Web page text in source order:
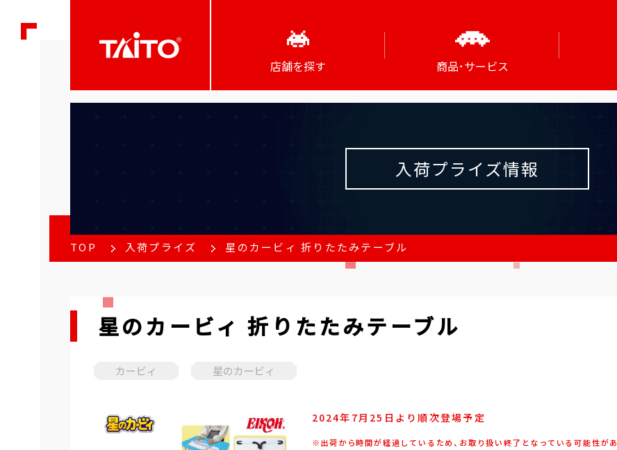
店舗を探す 商品･サービス
入荷プライズ情報
TOP 入荷プライズ 星のカービィ 折りたたみテーブル
星のカービィ 折りたたみテーブル
カービィ 星のカービィ
2024年7月25日より順次登場予定
※出荷から時間が経過しているため、お取り扱い終了となっている可能性があ